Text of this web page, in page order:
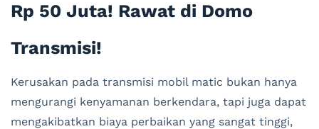
Rp 50 Juta! Rawat di Domo
Transmisi!
Kerusakan pada transmisi mobil matic bukan hanya
mengurangi kenyamanan berkendara, tapi juga dapat
mengakibatkan biaya perbaikan yang sangat tinggi,